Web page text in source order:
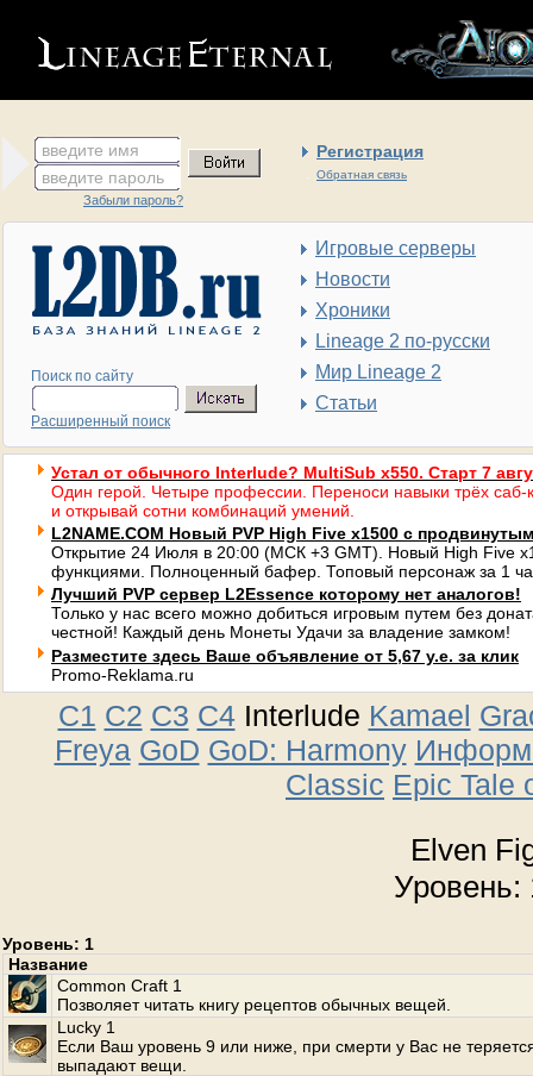
введите имя Регистрация
Обратная связь
введите пароль
Забыли пароль?
Поиск по сайту
Расширенный поиск
Игровые серверы
Новости
Хроники
Lineage 2 по-русски
Мир Lineage 2
Статьи
Устал от обычного Interlude? MultiSub x550. Старт 7
Один герой. Четыре профессии. Переноси навыки трёх саб-
и открывай сотни комбинаций умений.
L2NAME.COM Новый PVP High Five x1500 с
Открытие 24 Июля в 20:00 (МСК +3 GMT). Новый High Five
функциями. Полноценный бафер. Топовый персонаж за 1
Лучший PVP сервер L2Essence которому нет аналогов!
Только у нас всего можно добиться игровым путем без
честной! Каждый день Монеты Удачи за владение замком!
Разместите здесь Ваше объявление от 5,67 у.е. за клик
Promo-Reklama.ru
C1 C2 C3 C4Interlude Kamael
Freya GoD GoD: Harmony
Classic Epic Tale
Elven
Уровень:
Уровень: 1
Название
Common Craft 1
Позволяет читать книгу рецептов обычных вещей.
Lucky 1
Если Ваш уровень 9 или ниже, при смерти у Вас не
выпадают вещи.